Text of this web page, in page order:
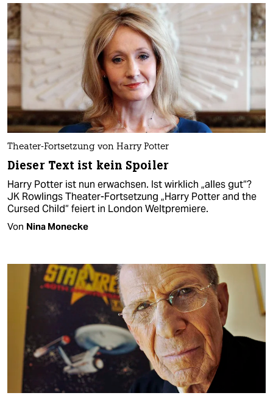
Theater-Fortsetzung von Harry Potter
Dieser Text ist kein Spoiler
Harry Potter ist nun erwachsen. Ist wirklich „alles gut“?
JK Rowlings Theater-Fortsetzung „Harry Potter and the
Cursed Child“ feiert in London Weltpremiere.
Von Nina Monecke